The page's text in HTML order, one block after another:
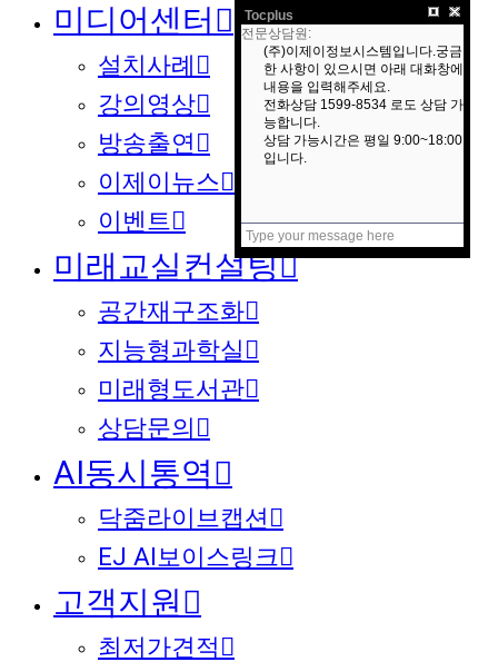
미디어센터
설치사례
강의영상
방송출연
이제이뉴스
이벤트
미래교실컨설팅
공간재구조화
지능형과학실
미래형도서관
상담문의
AI동시통역
닥줌라이브캡션
EJ AI보이스링크
고객지원
최저가견적
Tocplus